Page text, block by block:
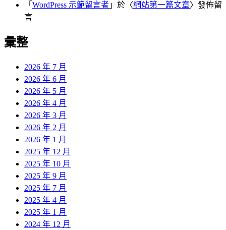
「 WordPress 示範留言者 」於〈網站第一篇文章〉發佈留
言
彙整
2026 年 7 月
2026 年 6 月
2026 年 5 月
2026 年 4 月
2026 年 3 月
2026 年 2 月
2026 年 1 月
2025 年 12 月
2025 年 10 月
2025 年 9 月
2025 年 7 月
2025 年 4 月
2025 年 1 月
2024 年 12 月